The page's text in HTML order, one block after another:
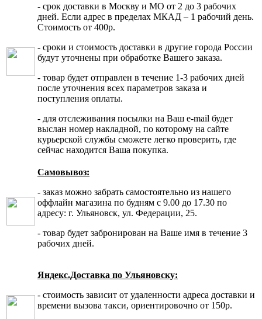
- срок доставки в Москву и МО от 2 до 3 рабочих
дней. Если адрес в пределах МКАД – 1 рабочий день.
Стоимость от 400р.
- сроки и стоимость доставки в другие города России
будут уточнены при обработке Вашего заказа.
- товар будет отправлен в течение 1-3 рабочих дней
после уточнения всех параметров заказа и
поступления оплаты.
- для отслеживания посылки на Ваш e-mail будет
выслан номер накладной, по которому на сайте
курьерской службы сможете легко проверить, где
сейчас находится Ваша покупка.
Самовывоз:
- заказ можно забрать самостоятельно из нашего
оффлайн магазина по будням с 9.00 до 17.30 по
адресу: г. Ульяновск, ул. Федерации, 25.
- товар будет забронирован на Ваше имя в течение 3
рабочих дней.
Яндекс.Доставка по Ульяновску:
- стоимость зависит от удаленности адреса доставки и
времени вызова такси, ориентировочно от 150р.